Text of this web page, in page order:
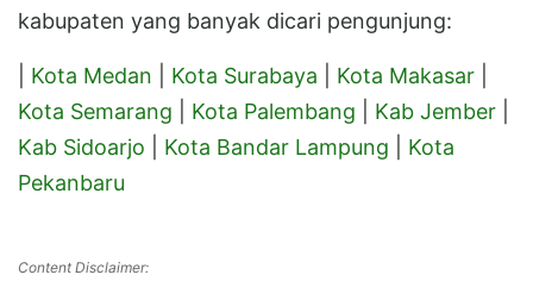
kabupaten yang banyak dicari pengunjung:
Kota Medan Kota Surabaya Kota Makasar
Kota Semarang
Kota Palembang Kab Jember
Kab Sidoarjo
Kota Bandar Lampung
Kota
Pekanbaru
Content Disclaimer: